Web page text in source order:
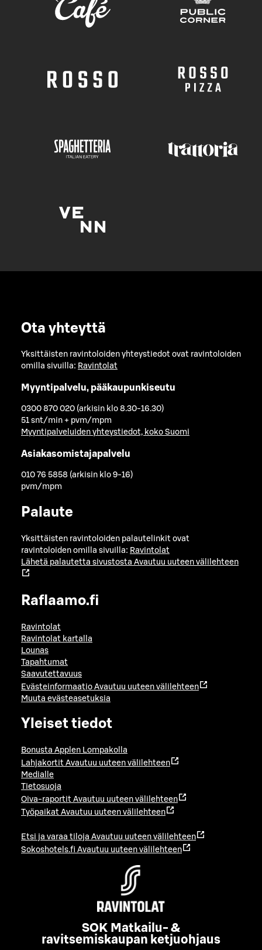
Ota yhteyttä
Yksittäisten ravintoloiden yhteystiedot ovat ravintoloiden
omilla sivuilla: Ravintolat
Myyntipalvelu, pääkaupunkiseutu
0300 870 020 (arkisin klo 8.30-16.30)
51 snt/min + pvm/mpm
Myyntipalveluiden yhteystiedot, koko Suomi
Asiakasomistajapalvelu
010 76 5858 (arkisin klo 9-16)
pvm/mpm
Palaute
Yksittäisten ravintoloiden palautelinkit ovat
ravintoloiden omilla sivuilla: Ravintolat
Lähetä palautetta sivustosta Avautuu uuteen välilehteen
Raflaamo.fi
Ravintolat
Ravintolat kartalla
Lounas
Tapahtumat
Saavutettavuus
Evästeinformaatio Avautuu uuteen välilehteen
Muuta evästeasetuksia
Yleiset tiedot
Bonusta Applen Lompakolla
Lahjakortit Avautuu uuteen välilehteen
Medialle
Tietosuoja
Oiva-raportit Avautuu uuteen välilehteen
Työpaikat Avautuu uuteen välilehteen
Etsi ja varaa tiloja Avautuu uuteen välilehteen
Sokoshotels.fi Avautuu uuteen välilehteen
SOK Matkailu- &
ravitsemiskaupan ketjuohjaus